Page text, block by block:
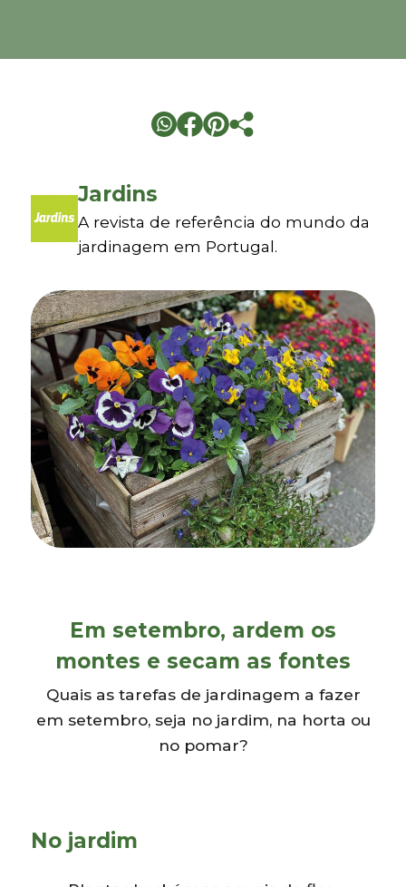
Jardins
A revista de referência do mundo da
jardinagem em Portugal.
Em setembro, ardem os
montes e secam as fontes
Quais as tarefas de jardinagem a fazer
em setembro, seja no jardim, na horta ou
no pomar?
No jardim